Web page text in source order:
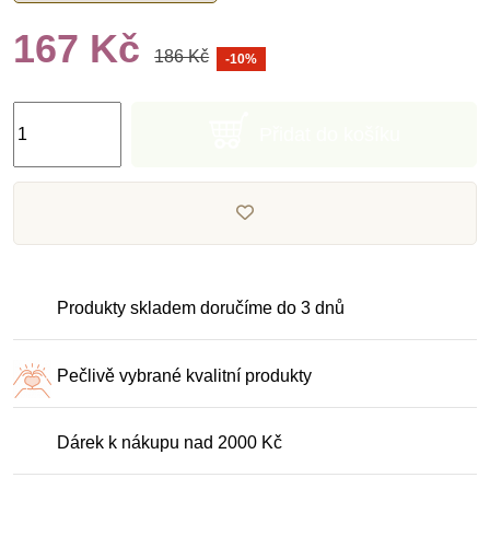
167 Kč 186 Kč -10%
Produkty skladem doručíme do 3 dnů
Pečlivě vybrané kvalitní produkty
Dárek k nákupu nad 2000 Kč